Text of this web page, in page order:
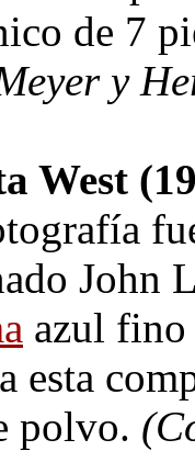
de 7
y
West
John
azul fino
esta
polvo.